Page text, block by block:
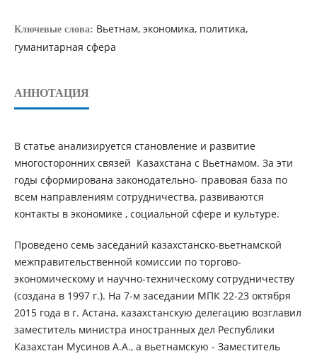
Ключевые слова: Вьетнам, экономика, политика,
гуманитарная сфера
АННОТАЦИЯ
В статье анализируется становление и развитие
многосторонних связей Казахстана с Вьетнамом. За эти
годы сформирована законодательно- правовая база по
всем направлениям сотрудничества, развиваются
контакты в экономике , социальной сфере и культуре.
Проведено семь заседаний казахстанско-вьетнамской
межправительственной комиссии по торгово-
экономическому и научно-техническому сотрудничеству
(создана в 1997 г.). На 7-м заседании МПК 22-23 октября
2015 года в г. Астана, казахстанскую делегацию возглавил
заместитель министра иностранных дел Республики
Казахстан Мусинов А.А., а вьетнамскую - Заместитель